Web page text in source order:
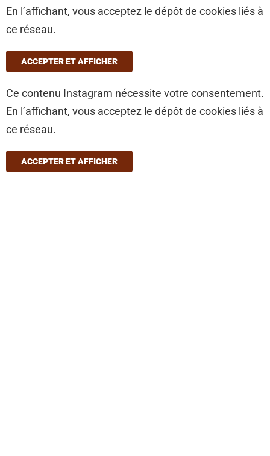
En l’affichant, vous acceptez le dépôt de cookies liés à
ce réseau.
ACCEPTER ET AFFICHER
Ce contenu Instagram nécessite votre consentement.
En l’affichant, vous acceptez le dépôt de cookies liés à
ce réseau.
ACCEPTER ET AFFICHER